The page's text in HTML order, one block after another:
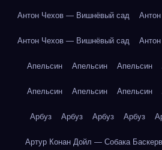
Антон Чехов — Вишнёвый сад
Антон Чехов — Вишнёвый сад
Апельсин Апельсин Апельсин
Апельсин Апельсин Апельсин
Арбуз Арбуз Арбуз Арбуз
Артур Конан Дойл — Собака